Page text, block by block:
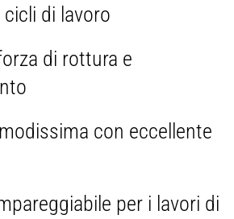
di lavoro
di rottura e
con eccellente
per i lavori di